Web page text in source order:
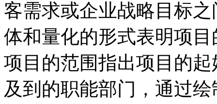
客需求或企业战略目标
体和量化的形式表明项
项目的范围指出项目的
及到的职能部门，通过